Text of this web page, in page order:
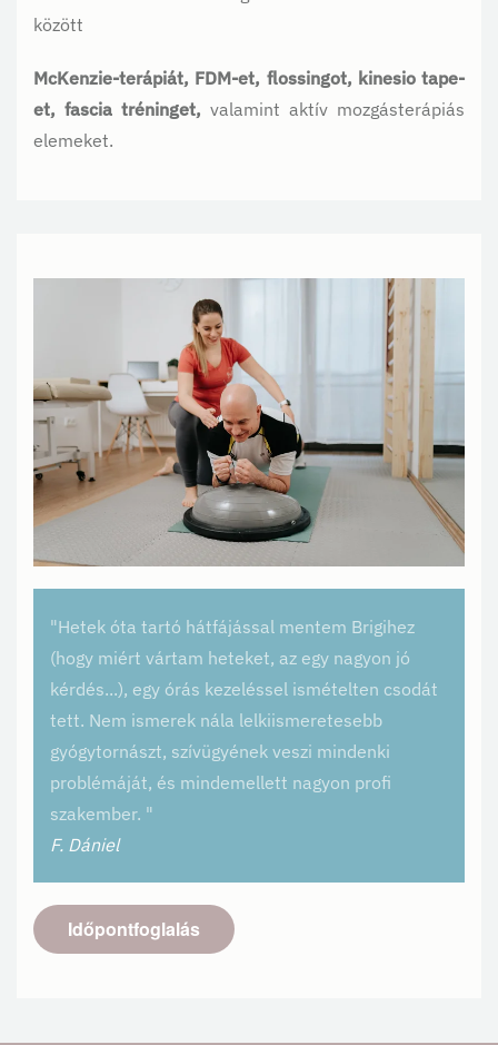
"Hetek óta tartó hátfájással mentem Brigihez
(hogy miért vártam heteket, az egy nagyon jó
kérdés...), egy órás kezeléssel ismételten csodát
tett. Nem ismerek nála lelkiismeretesebb
gyógytornászt, szívügyének veszi mindenki
problémáját, és mindemellett nagyon profi
szakember. "
F. Dániel
Időpontfoglalás
között
McKenzie-terápiát, FDM-et, flossingot, kinesio tape-
et, fascia tréninget, valamint aktív mozgásterápiás
elemeket.